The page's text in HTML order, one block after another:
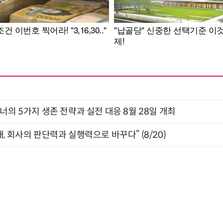
의 5가지 생존 전략과 실전 대응 8월 28일 개최
, 회사의 판단력과 실행력으로 바꾸다” (8/20)